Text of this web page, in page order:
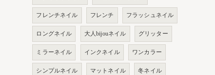
フレンチネイル フレンチ フラッシュネイル
ロングネイル 大人bijouネイル グリッター
ミラーネイル インクネイル ワンカラー
シンプルネイル マットネイル 冬ネイル